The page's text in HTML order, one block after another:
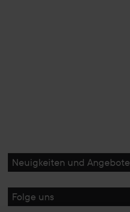
Neuigkeiten und Angebote
Folge uns